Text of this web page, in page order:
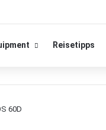
Reisetipps
60D